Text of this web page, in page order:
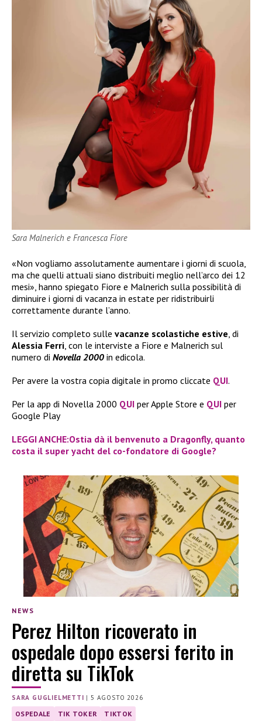
Sara Malnerich e Francesca Fiore
«Non vogliamo assolutamente aumentare i giorni di scuola,
ma che quelli attuali siano distribuiti meglio nell’arco dei 12
mesi», hanno spiegato Fiore e Malnerich sulla possibilità di
diminuire i giorni di vacanza in estate per ridistribuirli
correttamente durante l’anno.
Il servizio completo sulle vacanze scolastiche estive , di
Alessia Ferri , con le interviste a Fiore e Malnerich sul
numero di Novella 2000 in edicola.
Per avere la vostra copia digitale in promo cliccate QUI.
Per la app di Novella 2000 QUI per Apple Store e QUI per
Google Play
LEGGI ANCHE:Ostia dà il benvenuto a Dragonfly, quanto
costa il super yacht del co-fondatore di Google?
NEWS
Perez Hilton ricoverato in
ospedale dopo essersi ferito in
diretta su TikTok
SARA GUGLIELMETTI |5 AGOSTO 2026
OSPEDALE TIK TOKER TIKTOK